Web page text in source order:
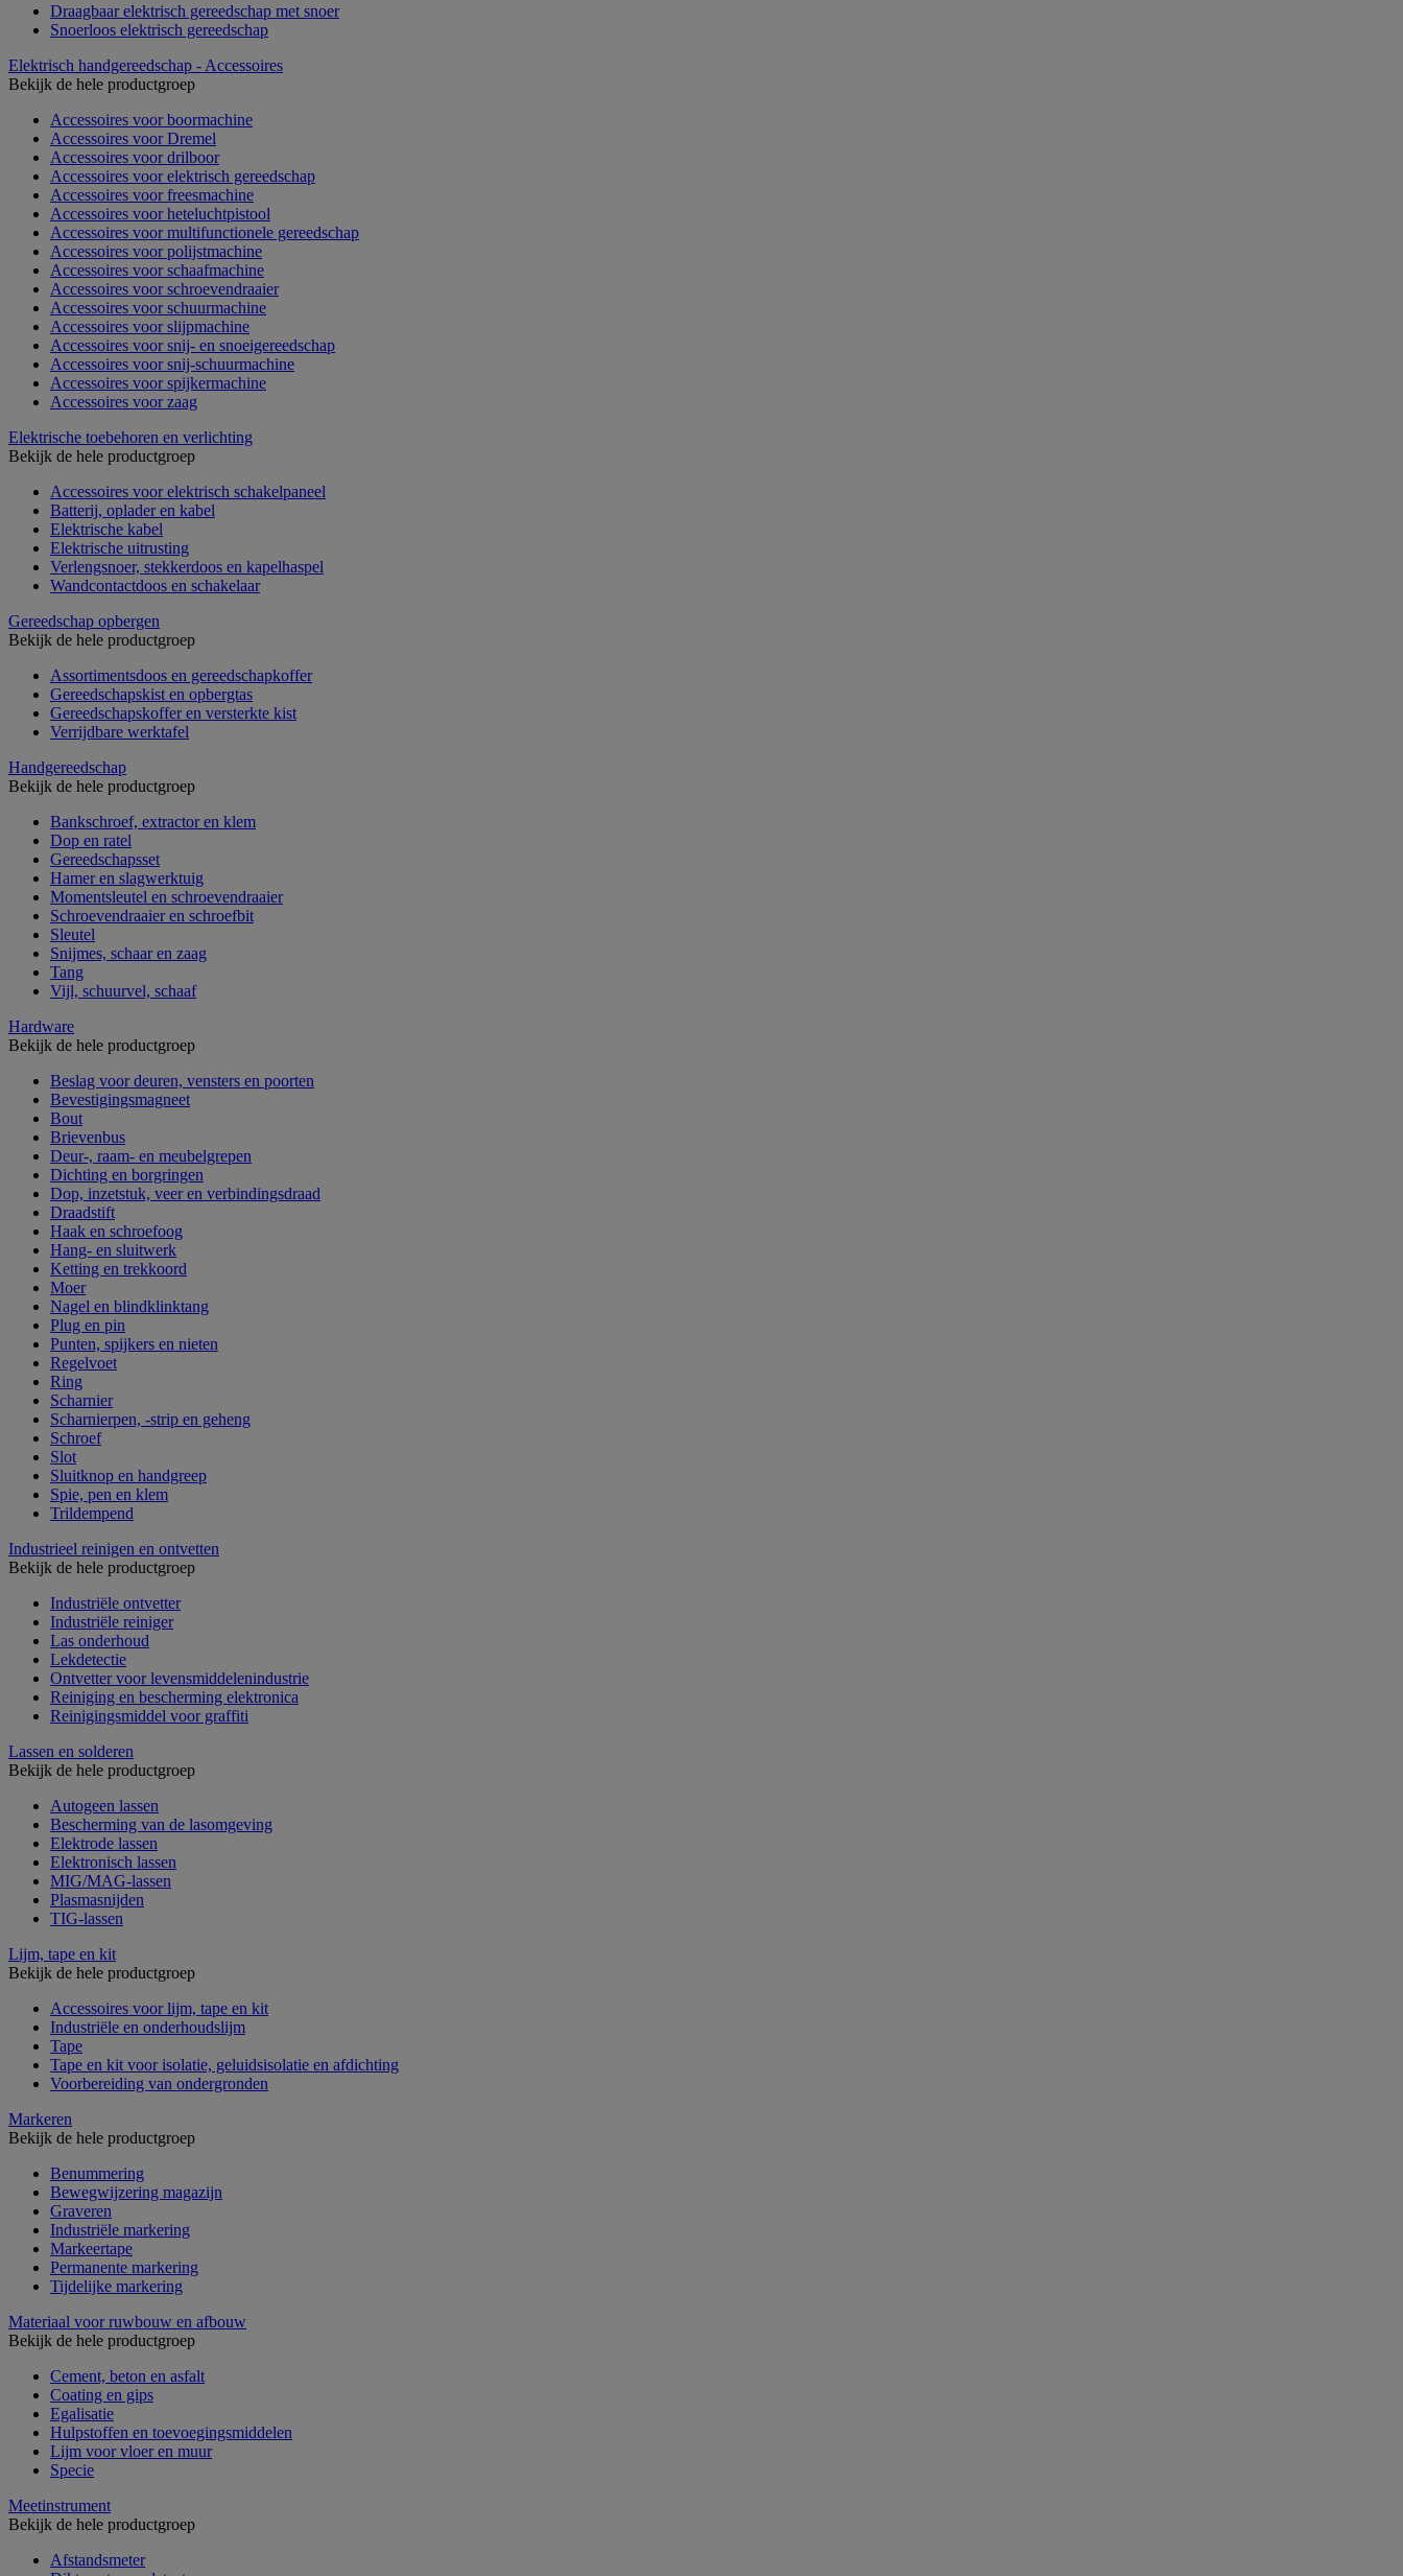
Draagbaar elektrisch gereedschap met snoer
Snoerloos elektrisch gereedschap
Elektrisch handgereedschap - Accessoires
Bekijk de hele productgroep
Accessoires voor boormachine
Accessoires voor Dremel
Accessoires voor drilboor
Accessoires voor elektrisch gereedschap
Accessoires voor freesmachine
Accessoires voor heteluchtpistool
Accessoires voor multifunctionele gereedschap
Accessoires voor polijstmachine
Accessoires voor schaafmachine
Accessoires voor schroevendraaier
Accessoires voor schuurmachine
Accessoires voor slijpmachine
Accessoires voor snij- en snoeigereedschap
Accessoires voor snij-schuurmachine
Accessoires voor spijkermachine
Accessoires voor zaag
Elektrische toebehoren en verlichting
Bekijk de hele productgroep
Accessoires voor elektrisch schakelpaneel
Batterij, oplader en kabel
Elektrische kabel
Elektrische uitrusting
Verlengsnoer, stekkerdoos en kapelhaspel
Wandcontactdoos en schakelaar
Gereedschap opbergen
Bekijk de hele productgroep
Assortimentsdoos en gereedschapkoffer
Gereedschapskist en opbergtas
Gereedschapskoffer en versterkte kist
Verrijdbare werktafel
Handgereedschap
Bekijk de hele productgroep
Bankschroef, extractor en klem
Dop en ratel
Gereedschapsset
Hamer en slagwerktuig
Momentsleutel en schroevendraaier
Schroevendraaier en schroefbit
Sleutel
Snijmes, schaar en zaag
Tang
Vijl, schuurvel, schaaf
Hardware
Bekijk de hele productgroep
Beslag voor deuren, vensters en poorten
Bevestigingsmagneet
Bout
Brievenbus
Deur-, raam- en meubelgrepen
Dichting en borgringen
Dop, inzetstuk, veer en verbindingsdraad
Draadstift
Haak en schroefoog
Hang- en sluitwerk
Ketting en trekkoord
Moer
Nagel en blindklinktang
Plug en pin
Punten, spijkers en nieten
Regelvoet
Ring
Scharnier
Scharnierpen, -strip en geheng
Schroef
Slot
Sluitknop en handgreep
Spie, pen en klem
Trildempend
Industrieel reinigen en ontvetten
Bekijk de hele productgroep
Industriële ontvetter
Industriële reiniger
Las onderhoud
Lekdetectie
Ontvetter voor levensmiddelenindustrie
Reiniging en bescherming elektronica
Reinigingsmiddel voor graffiti
Lassen en solderen
Bekijk de hele productgroep
Autogeen lassen
Bescherming van de lasomgeving
Elektrode lassen
Elektronisch lassen
MIG/MAG-lassen
Plasmasnijden
TIG-lassen
Lijm, tape en kit
Bekijk de hele productgroep
Accessoires voor lijm, tape en kit
Industriële en onderhoudslijm
Tape
Tape en kit voor isolatie, geluidsisolatie en afdichting
Voorbereiding van ondergronden
Markeren
Bekijk de hele productgroep
Benummering
Bewegwijzering magazijn
Graveren
Industriële markering
Markeertape
Permanente markering
Tijdelijke markering
Materiaal voor ruwbouw en afbouw
Bekijk de hele productgroep
Cement, beton en asfalt
Coating en gips
Egalisatie
Hulpstoffen en toevoegingsmiddelen
Lijm voor vloer en muur
Specie
Meetinstrument
Bekijk de hele productgroep
Afstandsmeter